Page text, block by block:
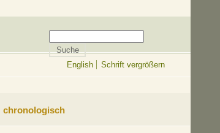
English Schrift vergrößern
chronologisch